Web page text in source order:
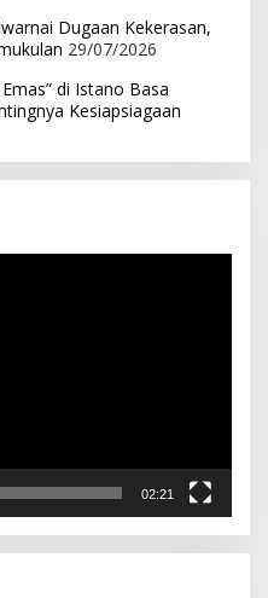
Dugaan Kekerasan,
29/07/2026
di Istano Basa
Kesiapsiagaan
02:21